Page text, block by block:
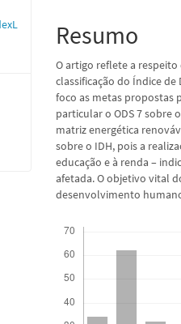
Resumo
O artigo reflete a
classificação do Índice
foco as metas propostas
particular o ODS 7 sobre
matriz energética
sobre o IDH, pois a
educação e à renda –
afetada. O objetivo vital
desenvolvimento